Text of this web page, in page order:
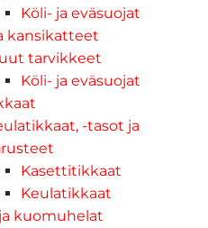
Köli- ja eväsuojat
kansikatteet
tarvikkeet
Köli- ja eväsuojat
-tasot ja
Kasettitikkaat
Keulatikkaat
kuomuhelat